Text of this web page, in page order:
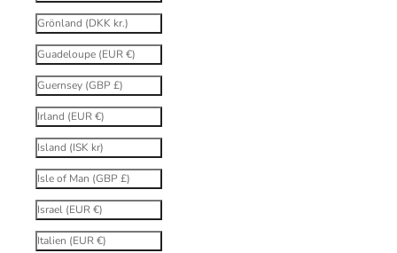
Grönland (DKK kr.)
Guadeloupe (EUR €)
Guernsey (GBP £)
Irland (EUR €)
Island (ISK kr)
Isle of Man (GBP £)
Israel (EUR €)
Italien (EUR €)